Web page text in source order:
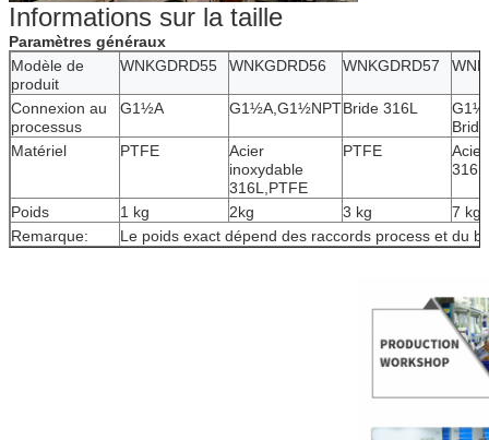
Informations sur la taille
Paramètres généraux
Modèle de
produit
WNKGDRD55 WNKGDRD56 WNKGDRD57
Connexion au
processus
G1½A G1½A,G1½NPTBride 316L
Matériel
PTFE
Acier
inoxydable
316L,PTFE
PTFE
Poids 1 kg 2kg 3 kg
7 kg
Remarque:
Le poids exact dépend des raccords process et du